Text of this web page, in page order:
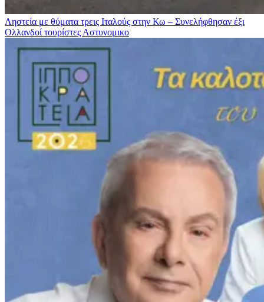
Ληστεία με θύματα τρεις Ιταλούς στην Κω – Συνελήφθησαν έξι
Ολλανδοί τουρίστες Αστυνομικο